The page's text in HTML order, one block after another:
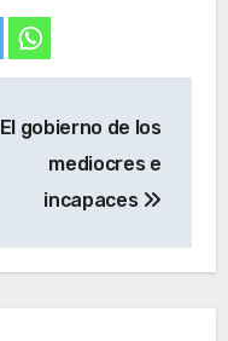
El gobierno de los
mediocres e
incapaces